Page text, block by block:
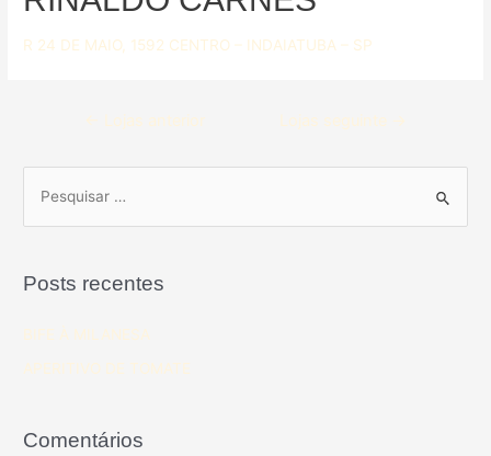
R 24 DE MAIO, 1592 CENTRO – INDAIATUBA – SP
← Lojas anterior Lojas seguinte →
Posts recentes
BIFE À MILANESA
APERITIVO DE TOMATE
Comentários